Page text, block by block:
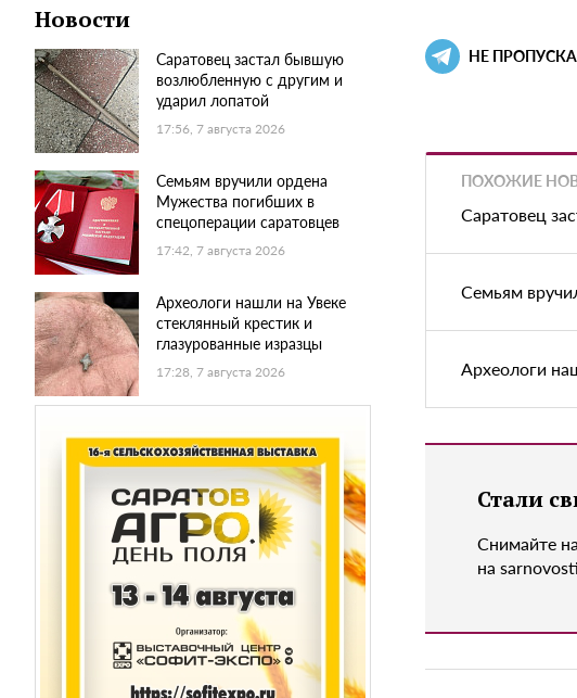
Новости
Саратовец застал бывшую
возлюбленную с другим и
ударил лопатой
17:56, 7 августа 2026
Семьям вручили ордена
Мужества погибших в
спецоперации саратовцев
17:42, 7 августа 2026
Археологи нашли на Увеке
стеклянный крестик и
глазурованные изразцы
17:28, 7 августа 2026
НЕ
ПОХОЖИЕ
Саратовец
Семьям
Археологи
Стали
Снимайте
на